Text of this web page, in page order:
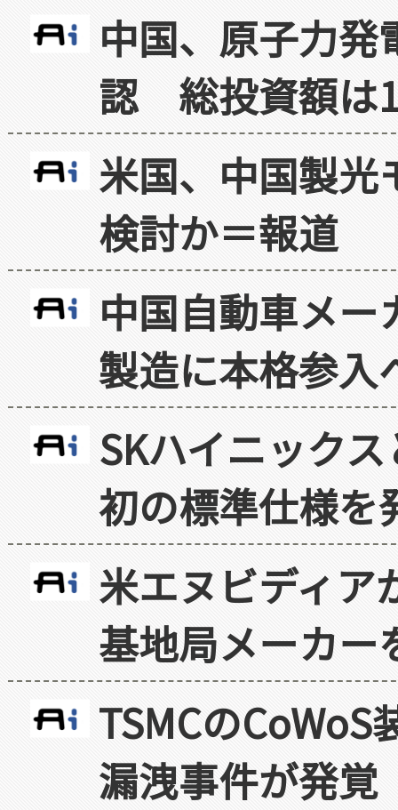
中国、原子力
認 総投資額は
米国、中国製光
検討か＝報道
中国自動車メ
製造に本格参入
SKハイニック
初の標準仕様を
米エヌビディア
基地局メーカー
TSMCの
漏洩事件が発覚